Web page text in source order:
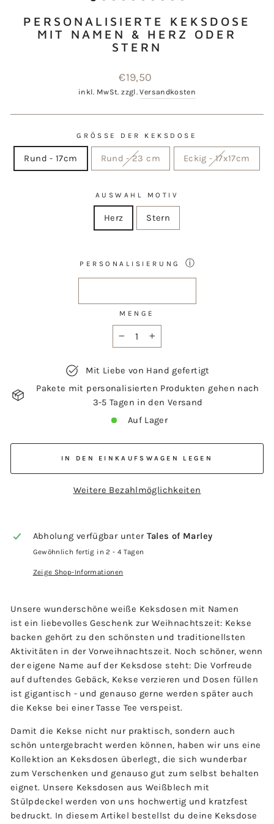
PERSONALISIERTE KEKSDOSE
MIT NAMEN & HERZ ODER
STERN
Normaler
Preis
€19,50
inkl. MwSt. zzgl.Versandkosten
GRÖSSE DER KEKSDOSE
Rund - 17cm Rund - 23 cm Eckig - 17x17cm
AUSWAHL MOTIV
Herz Stern
PERSONALISIERUNG ⓘ
MENGE
Mit Liebe von Hand gefertigt
Pakete mit personalisierten Produkten gehen nach
3-5 Tagen in den Versand
Auf Lager
IN DEN EINKAUFSWAGEN LEGEN
Weitere Bezahlmöglichkeiten
Abholung verfügbar unter Tales of Marley
Gewöhnlich fertig in 2 - 4 Tagen
Zeige Shop-Informationen
Unsere wunderschöne weiße Keksdosen mit Namen
ist ein liebevolles Geschenk zur Weihnachtszeit: Kekse
backen gehört zu den schönsten und traditionellsten
Aktivitäten in der Vorweihnachtszeit. Noch schöner, wenn
der eigene Name auf der Keksdose steht: Die Vorfreude
auf duftendes Gebäck, Kekse verzieren und Dosen füllen
ist gigantisch - und genauso gerne werden später auch
die Kekse bei einer Tasse Tee verspeist.
Damit die Kekse nicht nur praktisch, sondern auch
schön untergebracht werden können, haben wir uns eine
Kollektion an Keksdosen überlegt, die sich wunderbar
zum Verschenken und genauso gut zum selbst behalten
eignet. Unsere Keksdosen aus Weißblech mit
Stülpdeckel werden von uns hochwertig und kratzfest
bedruckt. In diesem Artikel bestellst du deine Keksdose